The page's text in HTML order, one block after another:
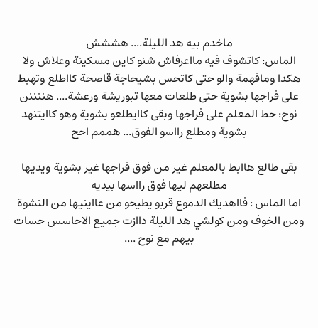
ماخدم بيه هد الليلة.... هششش
الماس: كاتشوف فيه مااعرفاش شنو كاين مسكينة وعلاش ولا
هكدا ومافهمة والو حتى كاتحس بشيحاجة قاصحة كااطلع وتهبط
على فراجها بشوية حتى طلعات معها تبوريشة ورعشة.... هننننن
نوح: حط المعلم على فراجها وبقى كاايطلعو بشوية وهو كاايتنهد
بشوية ومطلع رااسو الفوق... هممم احح
بقى طالع هاابط بالمعلم غير من فوق فراجها غير بشوية ويديها
مطلعهم ليها فوق رااسها بيديه
اما الماس : فااهديك الدموع قربو يطيحو من عااينيها من النشوة
ومن الخوف ومن كولشي هد الليلة داازت جميع الاحاسس حسات
بيهم مع نوح ....